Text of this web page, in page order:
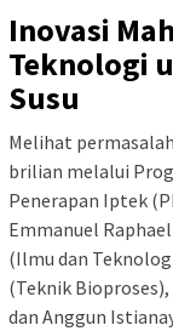
Inovasi
Teknologi
Susu
Melihat
brilian melalui
Penerapan Iptek
Emmanuel
(Ilmu dan
(Teknik
dan Anggun